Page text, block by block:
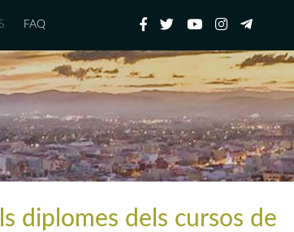
FAQ
diplomes dels cursos de